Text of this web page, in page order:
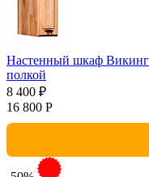
Настенный шкаф Викинг
полкой
8 400 ₽
16 800 Р